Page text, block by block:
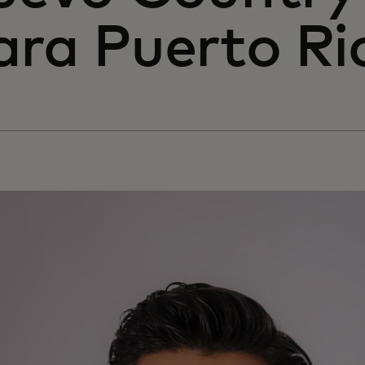
Puerto